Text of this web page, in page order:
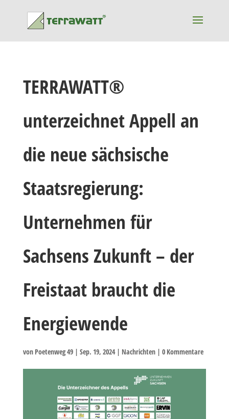
TERRAWATT®
unterzeichnet Appell an
die neue sächsische
Staatsregierung:
Unternehmen für
Sachsens Zukunft – der
Freistaat braucht die
Energiewende
von Poetenweg 49| Sep. 19, 2024| Nachrichten| 0 Kommentare